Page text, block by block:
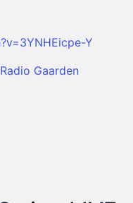
Y
Radio Gaarden